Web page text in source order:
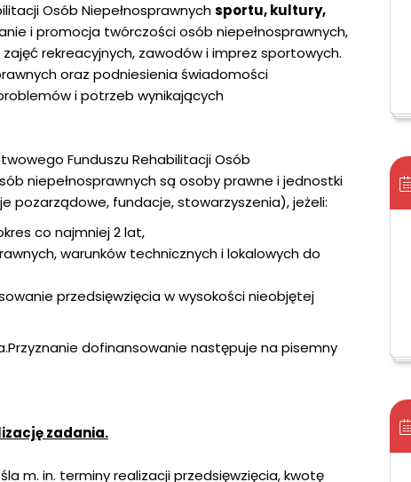
Osób Niepełnosprawnychsportu, kultury,
i promocja twórczości osób niepełnosprawnych,
rekreacyjnych, zawodów i imprez sportowych.
oraz podniesienia świadomości
i potrzeb wynikających
Funduszu Rehabilitacji Osób
niepełnosprawnych są osoby prawne i jednostki
pozarządowe, fundacje, stowarzyszenia), jeżeli:
co najmniej 2 lat,
warunków technicznych i lokalowych do
przedsięwzięcia w wysokości nieobjętej
dofinansowanie następuje na pisemny
zadania.
m. in. terminy realizacji przedsięwzięcia, kwotę